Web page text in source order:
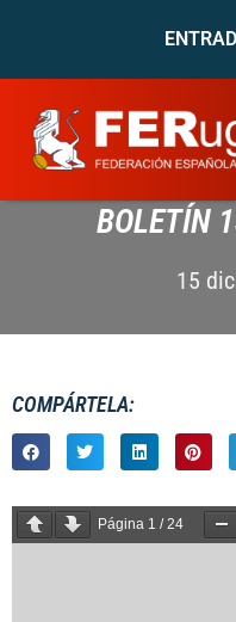
BOLETÍN
15
COMPÁRTELA:
Página 1 /24